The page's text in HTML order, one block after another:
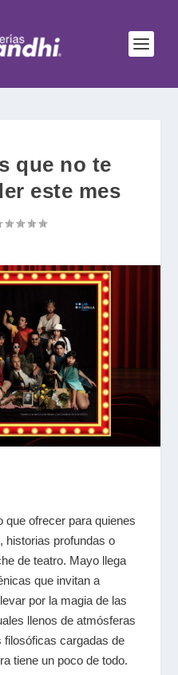
que no te
este mes
que ofrecer para quienes
historias profundas o
de teatro. Mayo llega
que invitan a
por la magia de las
llenos de atmósferas
cargadas de
tiene un poco de todo.